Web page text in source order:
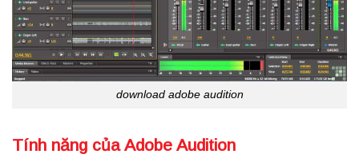
download adobe audition
Tính năng của Adobe Audition